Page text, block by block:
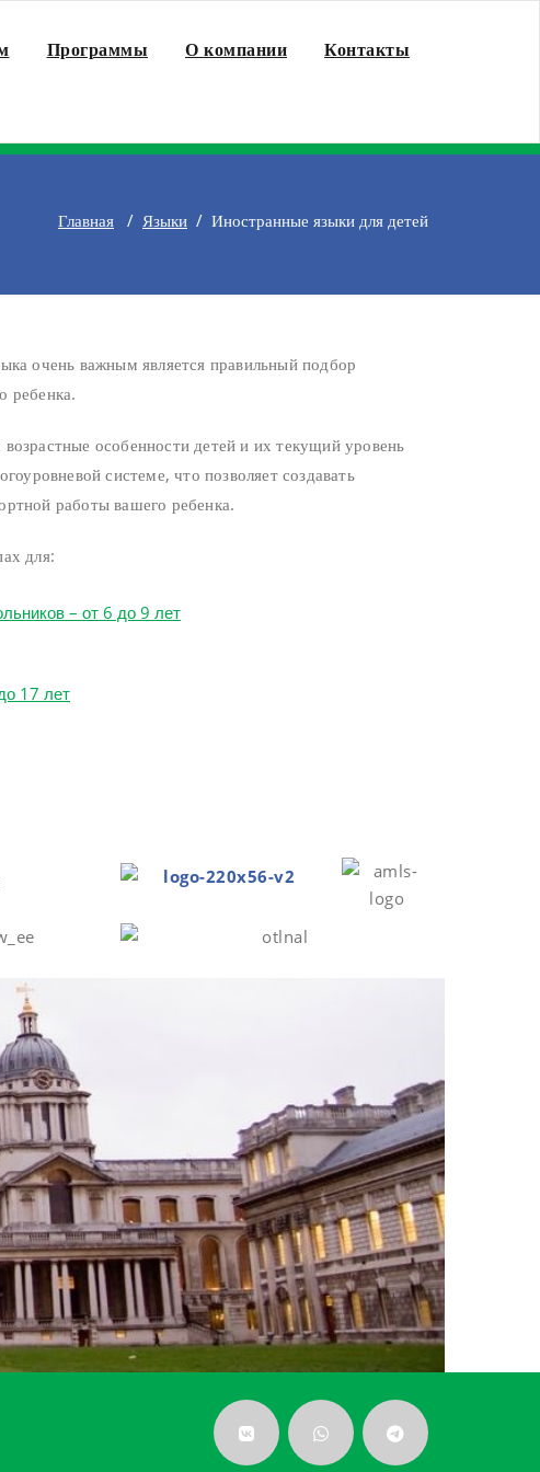
Программы О компании Контакты
Главная / Языки / Иностранные языки для детей
очень важным является правильный подбор
ребенка.
особенности детей и их текущий уровень
системе, что позволяет создавать
работы вашего ребенка.
для:
– от 6 до 9 лет
17 лет